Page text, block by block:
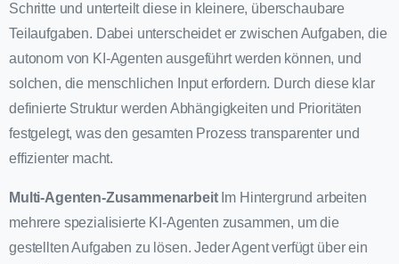
Schritte und unterteilt diese in kleinere, überschaubare
Teilaufgaben. Dabei unterscheidet er zwischen Aufgaben, die
autonom von KI-Agenten ausgeführt werden können, und
solchen, die menschlichen Input erfordern. Durch diese klar
definierte Struktur werden Abhängigkeiten und Prioritäten
festgelegt, was den gesamten Prozess transparenter und
effizienter macht.
Multi-Agenten-ZusammenarbeitIm Hintergrund arbeiten
mehrere spezialisierte KI-Agenten zusammen, um die
gestellten Aufgaben zu lösen. Jeder Agent verfügt über ein